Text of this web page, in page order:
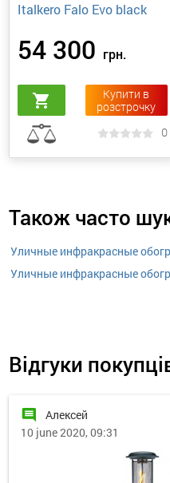
Italkero Falo Evo black
54 300 грн.
shopping_cart
Купити в
розстрочку
0
Також часто
Уличные инфракрасные
Уличные инфракрасные
Відгуки
comment
Алексей
10 june 2020, 09:31